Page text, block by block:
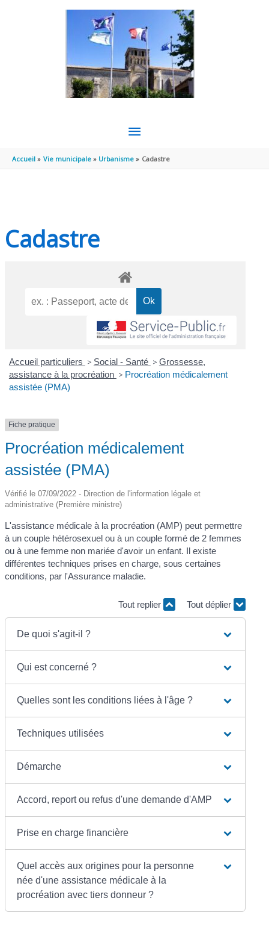
MENU
PRINCIPAL
Accueil Vie municipale Urbanisme Cadastre
Cadastre
Accueil particuliers > Social - Santé > Grossesse,
assistance à la procréation > Procréation médicalement
assistée (PMA)
Fiche pratique
Procréation médicalement
assistée (PMA)
Vérifié le 07/09/2022 - Direction de l'information légale et
administrative (Première ministre)
L'assistance médicale à la procréation (AMP) peut permettre
à un couple hétérosexuel ou à un couple formé de 2 femmes
ou à une femme non mariée d'avoir un enfant. Il existe
différentes techniques prises en charge, sous certaines
conditions, par l'Assurance maladie.
Tout replier Tout déplier
De quoi s'agit-il ?
Qui est concerné ?
Quelles sont les conditions liées à l'âge ?
Techniques utilisées
Démarche
Accord, report ou refus d'une demande d'AMP
Prise en charge financière
Quel accès aux origines pour la personne
née d'une assistance médicale à la
procréation avec tiers donneur ?